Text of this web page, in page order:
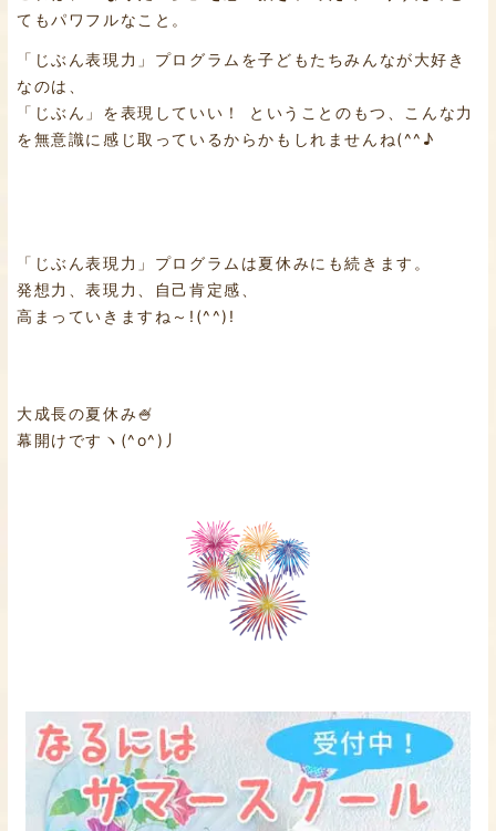
てもパワフルなこと。
「じぶん表現力」プログラムを子どもたちみんなが大好き
なのは、
「じぶん」を表現していい！ ということのもつ、こんな力
を無意識に感じ取っているからかもしれませんね(^^♪
「じぶん表現力」プログラムは夏休みにも続きます。
発想力、表現力、自己肯定感、
高まっていきますね～!(^^)!
大成長の夏休み🍧
幕開けですヽ(^o^)丿